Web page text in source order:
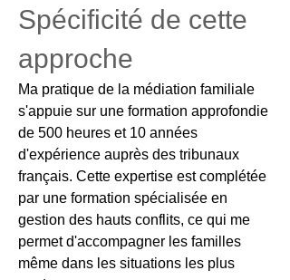
Spécificité de cette
approche
Ma pratique de la médiation familiale
s'appuie sur une formation approfondie
de 500 heures et 10 années
d'expérience auprès des tribunaux
français. Cette expertise est complétée
par une formation spécialisée en
gestion des hauts conflits, ce qui me
permet d'accompagner les familles
même dans les situations les plus